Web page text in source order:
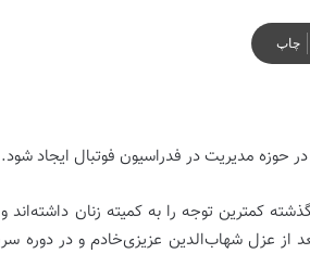
چاپ
حوزه مدیریت در فدراسیون فوتبال ایجاد شود.
فوتبال در طول 13 ماه گذشته کمترین توجه را به کمیته زنان
از عزل شهاب‌الدین عزیزی‌خادم و در دوره